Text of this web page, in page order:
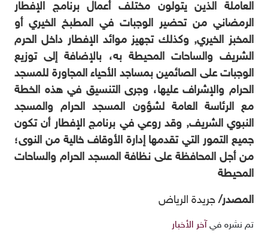
العاملة الذين يتولون مختلف أعمال برنامج الإفطار
الرمضاني من تحضير الوجبات في المطبخ الخيري أو
المخبز الخيري, وكذلك تجهيز موائد الإفطار داخل الحرم
الشريف والساحات المحيطة به، بالإضافة إلى توزيع
الوجبات على الصائمين بمساجد الأحياء المجاورة للمسجد
الحرام والإشراف عليها، وجرى التنسيق في هذه الخطة
مع الرئاسة العامة لشؤون المسجد الحرام والمسجد
النبوي الشريف, وقد روعي في برنامج الإفطار أن تكون
جميع التمور التي تقدمها إدارة الأوقاف خالية من النوى؛
من أجل المحافظة على نظافة المسجد الحرام والساحات
المحيطة
المصدر/جريدة الرياض
تم نشره في آخر الأخبار